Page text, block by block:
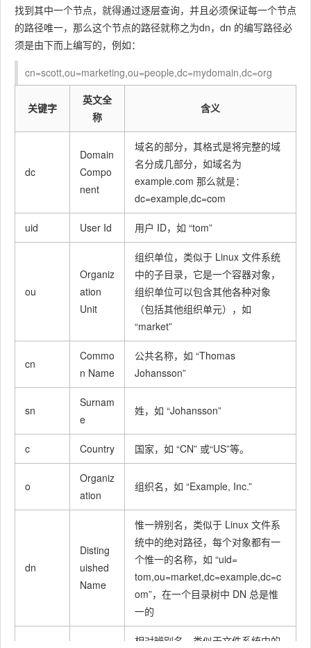
找到其中一个节点，就得通过逐层查询，并且必须保证每一个节点
的路径唯一，那么这个节点的路径就称之为dn，dn 的编写路径必
须是由下而上编写的，例如：
cn=scott,ou=marketing,ou=people,dc=mydomain,dc=org
关键字
英文全
称
含义
dc
Domain
Compo
nent
域名的部分，其格式是将完整的域
名分成几部分，如域名为
example.com 那么就是：
dc=example,dc=com
uid User Id 用户 ID，如 “tom”
ou
Organiz
ation
Unit
组织单位，类似于 Linux 文件系统
中的子目录，它是一个容器对象，
组织单位可以包含其他各种对象
（包括其他组织单元），如
“market”
cn
Commo
n Name
公共名称，如 “Thomas
Johansson”
sn
Surnam
e
姓，如 “Johansson”
c Country 国家，如 “CN” 或“US”等。
o
Organiz
ation
组织名，如 “Example, Inc.”
dn
Disting
uished
Name
惟一辨别名，类似于 Linux 文件系
统中的绝对路径，每个对象都有一
个惟一的名称，如 “uid=
tom,ou=market,dc=example,dc=c
om”，在一个目录树中 DN 总是惟
一的
相对辨别名，类似于文件系统中的